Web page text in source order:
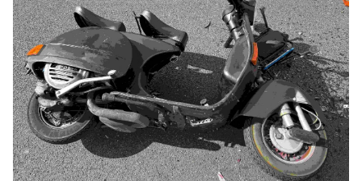
Ristorante-Pizzeria Pical, Reinach AG: Traditionelle italienische Küche entdecken